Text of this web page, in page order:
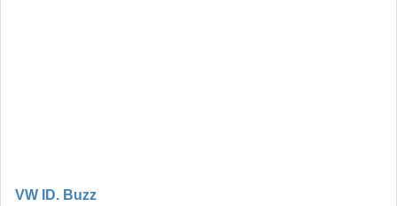
VW ID. Buzz